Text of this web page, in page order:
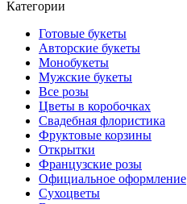
Категории
Готовые букеты
Авторские букеты
Монобукеты
Мужские букеты
Все розы
Цветы в коробочках
Свадебная флористика
Фруктовые корзины
Открытки
Французские розы
Официальное оформление
Сухоцветы